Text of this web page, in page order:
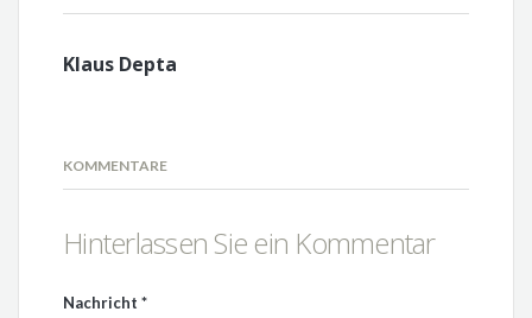
Klaus Depta
KOMMENTARE
Hinterlassen Sie ein Kommentar
Nachricht*